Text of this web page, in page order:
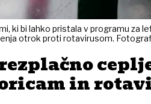
ki bi lahko pristala v programu za
otrok proti rotavirusom.
in